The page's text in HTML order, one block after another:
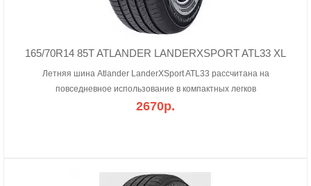
165/70R14 85T ATLANDER LANDERXSPORT ATL33 XL
Летняя шина Atlander LanderXSport ATL33 рассчитана на
повседневное использование в компактных легков
2670р.